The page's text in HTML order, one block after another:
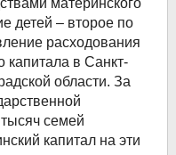
материнского
детей – второе по
расходования
капитала в Санкт-
области. За
семей
капитал на эти